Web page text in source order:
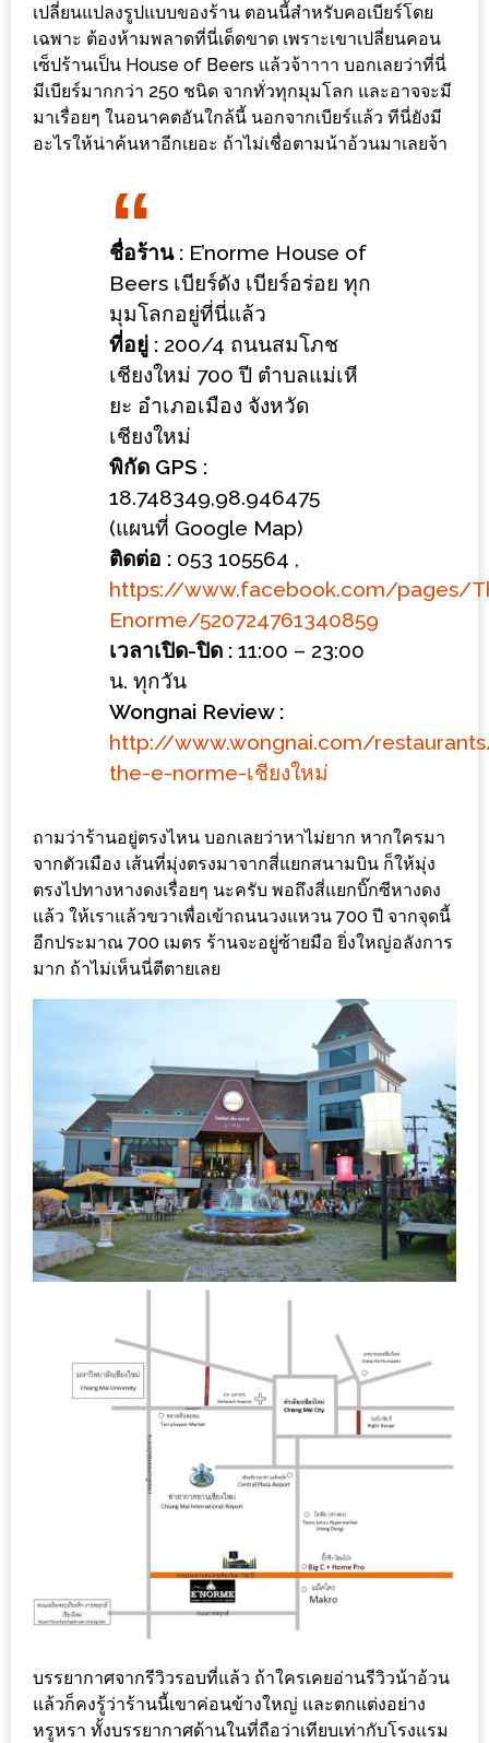
พ่อ
ค้า
แซ่บ
แม่ค้า
สวย
รวย
เสน่ห์
ของ
เชียงใหม่
ที่
ต้อง
ไป
ลอง
16
ร้าน
อร่อย
ที่
ต้อง
มา
ลอง
ถนน
คน
เดิน
วัน
ท่าแพ
เชียงใหม่
CART
CHECKOUT
บาร์บีคิว
สาว
เหนือ
กับ
สลัด
หนุ่ม
บ้านนา
เด็ด
จาก
ANNA
เอาชนะ
THE
EVENT
ที่
เปลี่ยนแปลงรูปแบบของร้าน ตอนนี้สำหรับคอเบียร์โดย
เฉพาะ ต้องห้ามพลาดที่นี่เด็ดขาด เพราะเขาเปลี่ยนคอน
เซ็ปร้านเป็น House of Beers แล้วจ้าาาา บอกเลยว่าที่นี่
มีเบียร์มากกว่า 250 ชนิด จากทั่วทุกมุมโลก และอาจจะมี
มาเรื่อยๆ ในอนาคตอันใกล้นี้ นอกจากเบียร์แล้ว ทีนี่ยังมี
อะไรให้น่าค้นหาอีกเยอะ ถ้าไม่เชื่อตามน้าอ้วนมาเลยจ้า
ชื่อร้าน : E’norme House of
Beers เบียร์ดัง เบียร์อร่อย ทุก
มุมโลกอยู่ที่นี่แล้ว
ที่อยู่ : 200/4 ถนนสมโภช
เชียงใหม่ 700 ปี ตำบลแม่เหี
ยะ อำเภอเมือง จังหวัด
เชียงใหม่
พิกัด GPS :
18.748349,98.946475
(แผนที่ Google Map)
ติดต่อ : 053 105564 ,
https://www.facebook.com/pages/
Enorme/520724761340859
เวลาเปิด-ปิด : 11:00 – 23:00
น. ทุกวัน
Wongnai Review :
http://www.wongnai.com/
the-e-norme-เชียงใหม่
ถามว่าร้านอยู่ตรงไหน บอกเลยว่าหาไม่ยาก หากใครมา
จากตัวเมือง เส้นที่มุ่งตรงมาจากสี่แยกสนามบิน ก็ให้มุ่ง
ตรงไปทางหางดงเรื่อยๆ นะครับ พอถึงสี่แยกบิ๊กซีหางดง
แล้ว ให้เราแล้วขวาเพื่อเข้าถนนวงแหวน 700 ปี จากจุดนี้
อีกประมาณ 700 เมตร ร้านจะอยู่ซ้ายมือ ยิ่งใหญ่อลังการ
มาก ถ้าไม่เห็นนี่ตีตายเลย
บรรยากาศจากรีวิวรอบที่แล้ว ถ้าใครเคยอ่านรีวิวน้าอ้วน
แล้วก็คงรู้ว่าร้านนี้เขาค่อนข้างใหญ่ และตกแต่งอย่าง
หรูหรา ทั้งบรรยากาศด้านในที่ถือว่าเทียบเท่ากับโรงแรม